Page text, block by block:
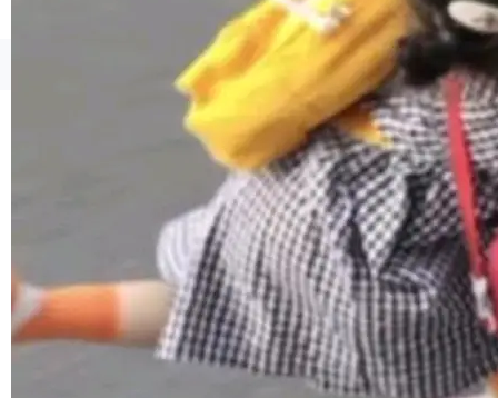
w 不要求标准普通话，方言识别覆盖粤语、吴语
等 10 大方言片区和 20 余个二级小片区。在开
源评测集中，Hy ASR 3.0 preview 在多语种的
©OSCHINA(OSChina.NET) 京ICP备2025119063号